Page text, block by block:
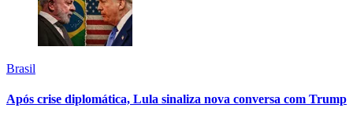
Brasil
Após crise diplomática, Lula sinaliza nova conversa com Trump